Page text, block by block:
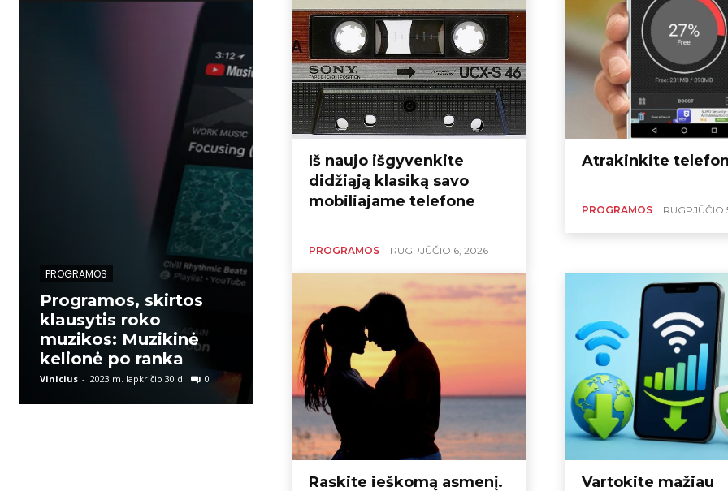
PROGRAMOS
Programos, skirtos
klausytis roko
muzikos: Muzikinė
kelionė po ranka
Vinicius - 2023 m. lapkričio 30 d 0
Programos, skirtos
klausytis muzikos be
interneto
Vinicius 2023 m. lapkričio 30 d 0
Iš naujo išgyvenkite
didžiąją klasiką savo
mobiliajame telefone
PROGRAMOS RUGPJŪČIO 6, 2026
Atrakinkite
PROGRAMOS RUGPJŪČIO
Raskite ieškomą asmenį.
Vartokite mažiau